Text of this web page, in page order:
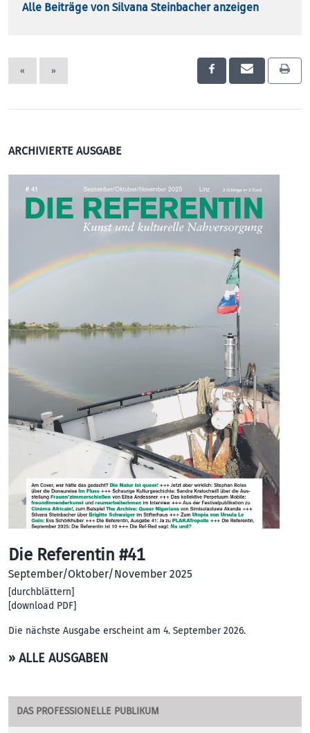
Alle Beiträge von Silvana Steinbacher anzeigen
« »
ARCHIVIERTE AUSGABE
Die Referentin #41
September/Oktober/November 2025
[durchblättern]
[download PDF]
Die nächste Ausgabe erscheint am 4. September 2026.
» ALLE AUSGABEN
DAS PROFESSIONELLE PUBLIKUM